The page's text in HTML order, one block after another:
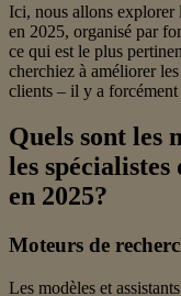
Ici, nous allons explorer
en 2025, organisé par
ce qui est le plus
cherchiez à améliorer
clients – il y a
Quels sont les
les
en 2025?
Moteurs de
Les modèles et